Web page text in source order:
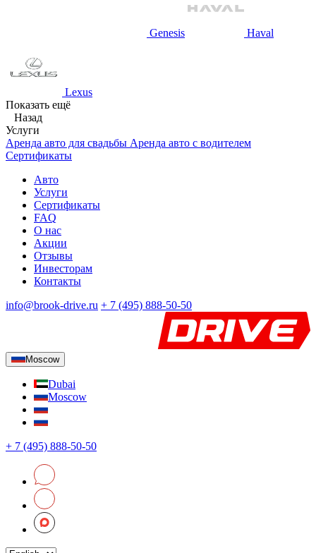
Genesis Haval
Lexus
Показать ещё
Назад
Услуги
Аренда авто для свадьбы Аренда авто с водителем
Сертификаты
Авто
Услуги
Сертификаты
FAQ
О нас
Акции
Отзывы
Инвесторам
Контакты
info@brook-drive.ru + 7 (495) 888-50-50
Moscow
Dubai
Moscow
+ 7 (495) 888-50-50